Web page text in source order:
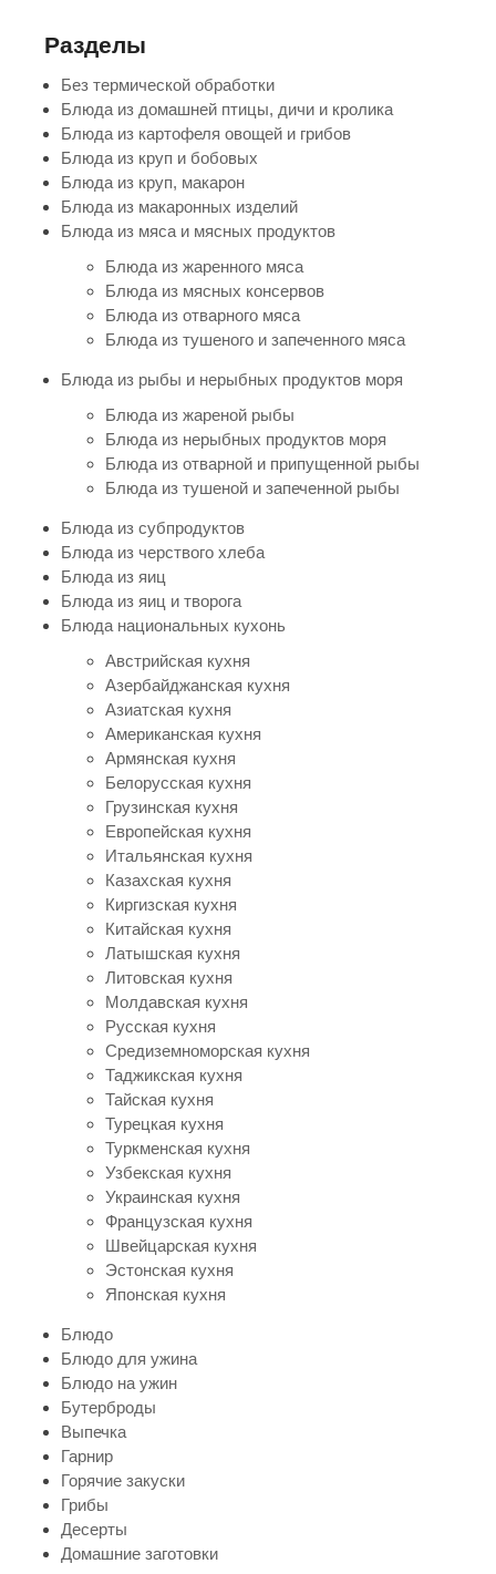
Разделы
Без термической обработки
Блюда из домашней птицы, дичи и кролика
Блюда из картофеля овощей и грибов
Блюда из круп и бобовых
Блюда из круп, макарон
Блюда из макаронных изделий
Блюда из мяса и мясных продуктов
Блюда из жаренного мяса
Блюда из мясных консервов
Блюда из отварного мяса
Блюда из тушеного и запеченного мяса
Блюда из рыбы и нерыбных продуктов моря
Блюда из жареной рыбы
Блюда из нерыбных продуктов моря
Блюда из отварной и припущенной рыбы
Блюда из тушеной и запеченной рыбы
Блюда из субпродуктов
Блюда из черствого хлеба
Блюда из яиц
Блюда из яиц и творога
Блюда национальных кухонь
Австрийская кухня
Азербайджанская кухня
Азиатская кухня
Американская кухня
Армянская кухня
Белорусская кухня
Грузинская кухня
Европейская кухня
Итальянская кухня
Казахская кухня
Киргизская кухня
Китайская кухня
Латышская кухня
Литовская кухня
Молдавская кухня
Русская кухня
Средиземноморская кухня
Таджикская кухня
Тайская кухня
Турецкая кухня
Туркменская кухня
Узбекская кухня
Украинская кухня
Французская кухня
Швейцарская кухня
Эстонская кухня
Японская кухня
Блюдо
Блюдо для ужина
Блюдо на ужин
Бутерброды
Выпечка
Гарнир
Горячие закуски
Грибы
Десерты
Домашние заготовки